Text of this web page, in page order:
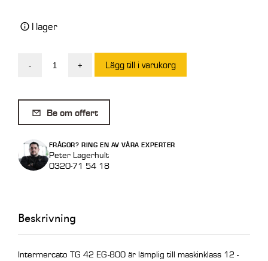
I lager
-
Intermercato
Sten/Sortering
TG
EG-
800
mängd
+ Lägg till i varukorg
Be om offert
FRÅGOR? RING EN AV VÅRA EXPERTER
Peter Lagerhult
0320-71 54 18
Beskrivning
Intermercato TG 42 EG-800 är lämplig till maskinklass 12 -